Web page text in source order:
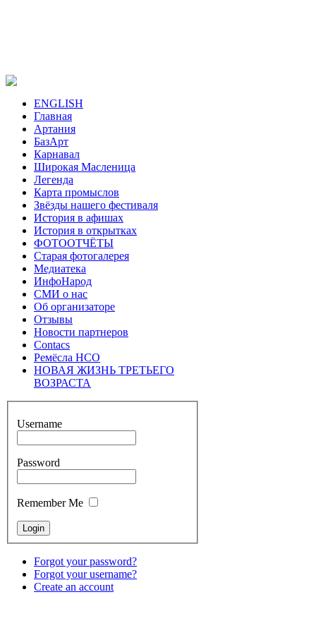
ENGLISH
Главная
Артания
БазАрт
Карнавал
Широкая Масленица
Легенда
Карта промыслов
Звёзды нашего фестиваля
История в афишах
История в открытках
ФОТООТЧЁТЫ
Старая фотогалерея
Медиатека
ИнфоНарод
СМИ о нас
Об организаторе
Отзывы
Новости партнеров
Contacs
Ремёсла НСО
НОВАЯ ЖИЗНЬ ТРЕТЬЕГО
ВОЗРАСТА
Username
Password
Remember Me
Forgot your password?
Forgot your username?
Create an account